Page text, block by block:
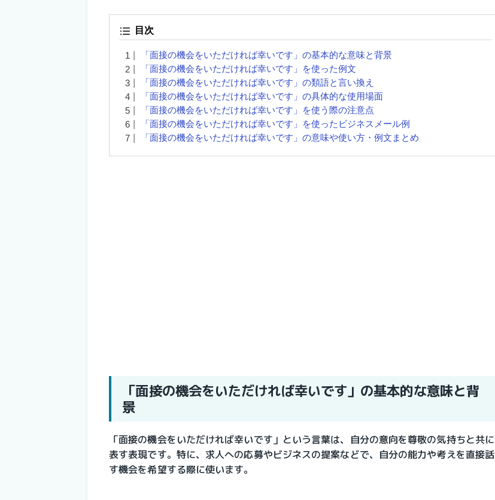
目次
「面接の機会をいただければ幸いです」の基本的な意味と背景
「面接の機会をいただければ幸いです」を使った例文
「面接の機会をいただければ幸いです」の類語と言い換え
「面接の機会をいただければ幸いです」の具体的な使用場面
「面接の機会をいただければ幸いです」を使う際の注意点
「面接の機会をいただければ幸いです」を使ったビジネスメール例
「面接の機会をいただければ幸いです」の意味や使い方・例文まとめ
「面接の機会をいただければ幸いです」の基本的な意味と背
景
「面接の機会をいただければ幸いです」という言葉は、自分の意向を尊敬の気持ちと共に
表す表現です。特に、求人への応募やビジネスの提案などで、自分の能力や考えを直接話
す機会を希望する際に使います。